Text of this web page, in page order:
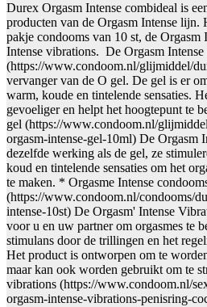
Durex Orgasm Intense combideal is
producten van de Orgasm Intense lijn.
pakje condooms van 10 st, de Orgasm
Intense vibrations. De Orgasm Intense
(https://www.condoom.nl/glijmiddel/
vervanger van de O gel. De gel is er
warm, koude en tintelende sensaties.
gevoeliger en helpt het hoogtepunt te
gel (https://www.condoom.nl/
orgasm-intense-gel-10ml) De Orgasm
dezelfde werking als de gel, ze
koud en tintelende sensaties om het
te maken. * Orgasme Intense
(https://www.condoom.nl/condooms/
intense-10st) De Orgasm' Intense
voor u en uw partner om orgasmes te
stimulans door de trillingen en het
Het product is ontworpen om te
maar kan ook worden gebruikt om te
vibrations (https://www.condoom.nl/
orgasm-intense-vibrations-penisring-